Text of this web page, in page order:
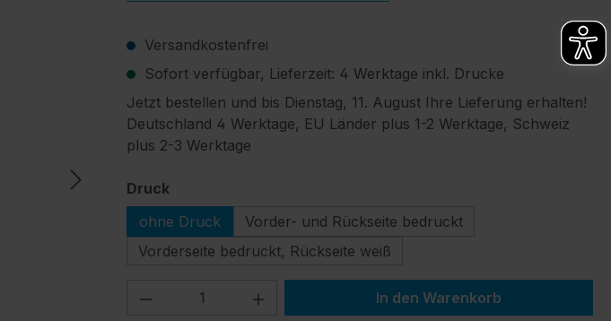
Versandkostenfrei
Sofort verfügbar, Lieferzeit: 4 Werktage inkl. Drucke
Jetzt bestellen und bis Dienstag, 11. August Ihre Lieferung erhalten!
Deutschland 4 Werktage, EU Länder plus 1-2 Werktage, Schweiz
plus 2-3 Werktage
Druckauswählen
ohne Druck
Vorder- und Rückseite bedruckt
Vorderseite bedruckt, Rückseite weiß
Produkt Anzahl: Gib den gewünschten Wert
In den Warenkorb